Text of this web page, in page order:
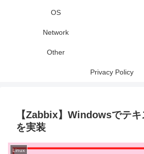
OS
Network
Other
Privacy Policy
【Zabbix】Windowsでテ
を実装
Linux